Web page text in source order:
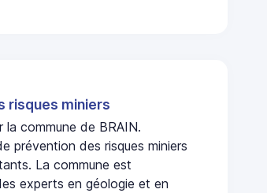
risques miniers
la commune de BRAIN.
prévention des risques miniers
La commune est
experts en géologie et en